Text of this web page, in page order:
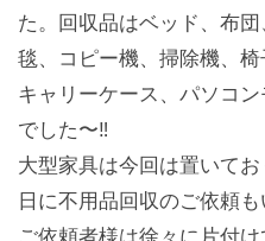
た。回収品はベッド、布
毯、コピー機、掃除機、椅
キャリーケース、パソコ
でした〜‼️
大型家具は今回は置いて
日に不用品回収のご依頼